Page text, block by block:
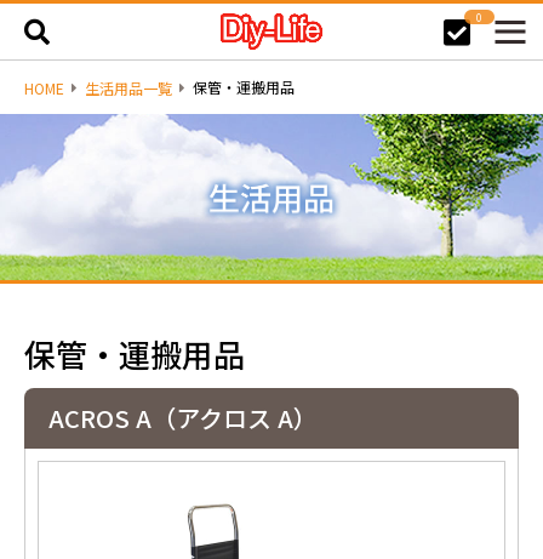
0
HOME 生活用品一覧 保管・運搬用品
保管・運搬用品
ACROS A（アクロス A）